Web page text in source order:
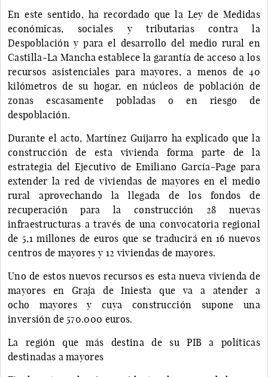
En este sentido, ha recordado que la Ley de Medidas
económicas, sociales y tributarias contra la
Despoblación y para el desarrollo del medio rural en
Castilla-La Mancha establece la garantía de acceso a los
recursos asistenciales para mayores, a menos de 40
kilómetros de su hogar, en núcleos de población de
zonas escasamente pobladas o en riesgo de
despoblación.
Durante el acto, Martínez Guijarro ha explicado que la
construcción de esta vivienda forma parte de la
estrategia del Ejecutivo de Emiliano García-Page para
extender la red de viviendas de mayores en el medio
rural aprovechando la llegada de los fondos de
recuperación para la construcción 28 nuevas
infraestructuras a través de una convocatoria regional
de 5,1 millones de euros que se traducirá en 16 nuevos
centros de mayores y 12 viviendas de mayores.
Uno de estos nuevos recursos es esta nueva vivienda de
mayores en Graja de Iniesta que va a atender a
ocho mayores y cuya construcción supone una
inversión de 570.000 euros.
La región que más destina de su PIB a políticas
destinadas a mayores